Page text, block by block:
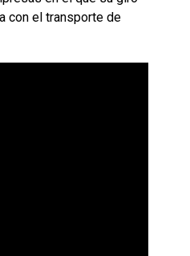
con el transporte de